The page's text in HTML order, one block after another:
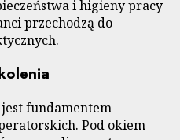
i higieny pracy
przechodzą do
fundamentem
Pod okiem